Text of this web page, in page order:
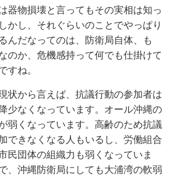
器物損壊と言ってもその実相は知っ
かし、それぐらいのことでやっぱり
んだなってのは、防衛局自体、も
のか、危機感持って何でも仕掛けて
すね。
状から言えば、抗議行動の参加者は
少なくなっています。オール沖縄の
弱くなっています。高齢のため抗議
できなくなる人もいるし、労働組合
民団体の組織力も弱くなっていま
、沖縄防衛局にしても大浦湾の軟弱